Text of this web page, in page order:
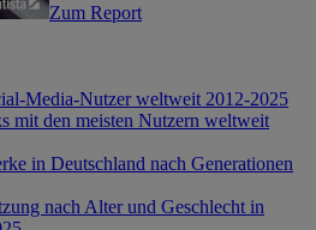
Zum Report
Media-Nutzer weltweit 2012-2025
mit den meisten Nutzern weltweit
in Deutschland nach Generationen
nach Alter und Geschlecht in